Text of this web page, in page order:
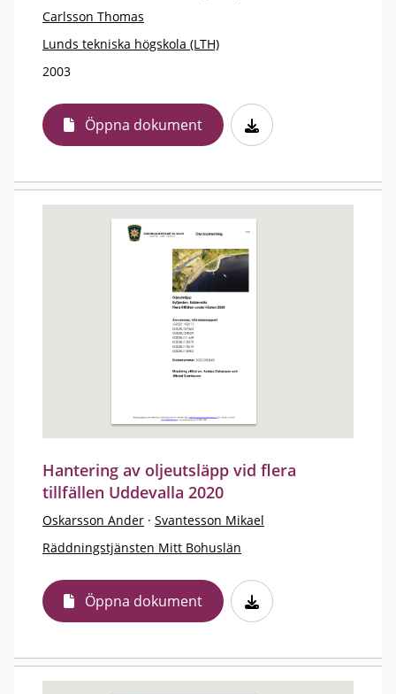
Carlsson Thomas
Lunds tekniska högskola (LTH)
2003
Öppna dokument
Hantering av oljeutsläpp vid flera
tillfällen Uddevalla 2020
Oskarsson Ander · Svantesson Mikael
Räddningstjänsten Mitt Bohuslän
Öppna dokument